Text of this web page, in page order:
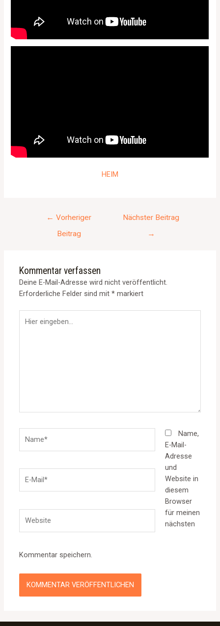
HEIM
← Vorheriger
Beitrag
Nächster Beitrag
→
Kommentar verfassen
Deine E-Mail-Adresse wird nicht veröffentlicht.
Erforderliche Felder sind mit* markiert
eingeben…
Mail*
Name,
E-Mail-
Adresse
und
Website in
diesem
Browser
für meinen
nächsten
Kommentar speichern.